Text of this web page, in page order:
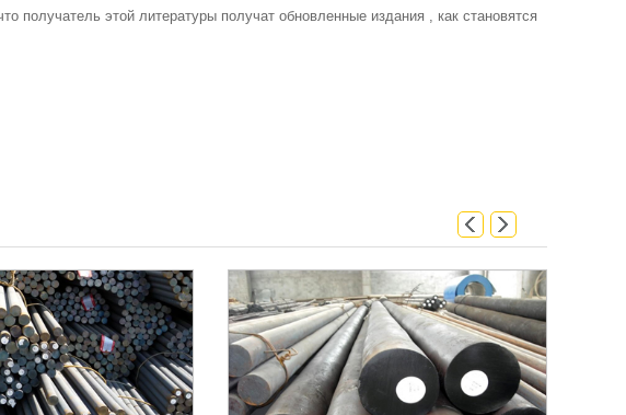
получатель этой литературы получат обновленные издания , как становятся